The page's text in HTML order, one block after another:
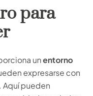
para
unentorno
expresarse con
Aquí pueden